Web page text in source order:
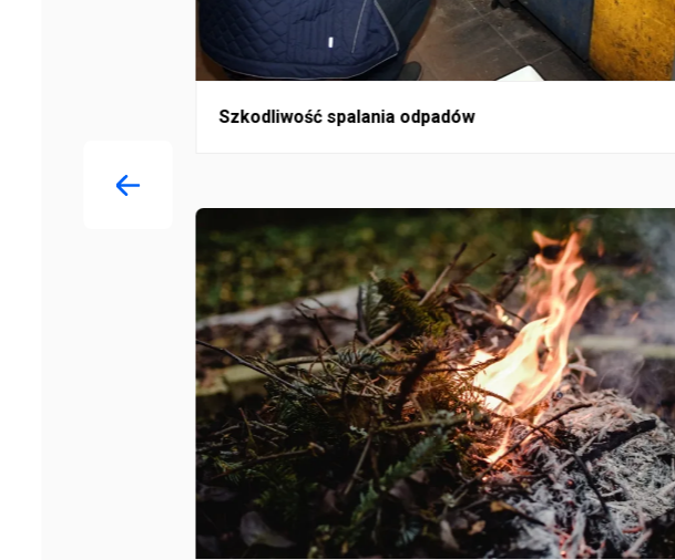
Szkodliwość spalania odpadów